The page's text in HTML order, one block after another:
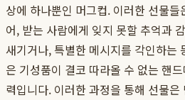
상에 하나뿐인 머그컵. 이러한 선물
어, 받는 사람에게 잊지 못할 추억과
새기거나, 특별한 메시지를 각인하는
은 기성품이 결코 따라올 수 없는 핸
력입니다. 이러한 과정을 통해 선물